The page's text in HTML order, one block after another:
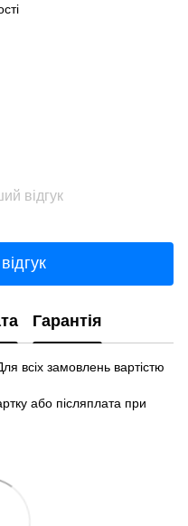
відгук
Гарантія
всіх замовлень вартістю
або післяплата при